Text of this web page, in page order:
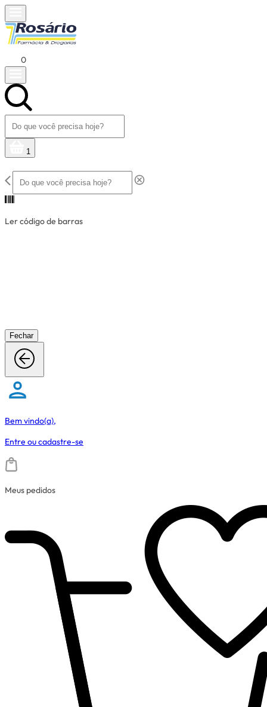
0
1
Ler código de barras
Fechar
Bem vindo(a),
Entre oucadastre-se
Meus pedidos